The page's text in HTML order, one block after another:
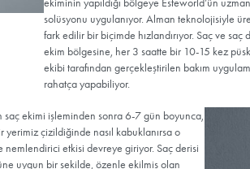
Hızlı
Bu yöntemde,
yöntemde,